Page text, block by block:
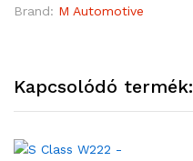
Brand: M Automotive
Kapcsolódó termék: